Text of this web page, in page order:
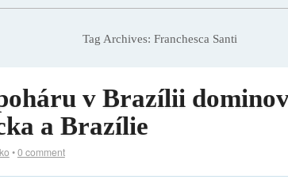
Tag Archives: Franchesca Santi
v Brazílii
a Brazílie
•0 comment